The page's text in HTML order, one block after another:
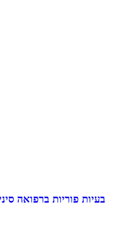
בעיות פוריות ברפואה